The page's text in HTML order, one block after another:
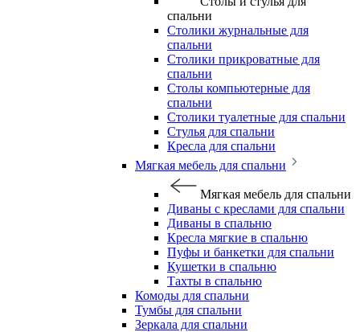
спальни
Столики журнальные для
спальни
Столики прикроватные для
спальни
Столы компьютерные для
спальни
Столики туалетные для спальни
Стулья для спальни
Кресла для спальни
Мягкая мебель для спальни
Мягкая мебель для спальни
Диваны с креслами для спальни
Диваны в спальню
Кресла мягкие в спальню
Пуфы и банкетки для спальни
Кушетки в спальню
Тахты в спальню
Комоды для спальни
Тумбы для спальни
Зеркала для спальни